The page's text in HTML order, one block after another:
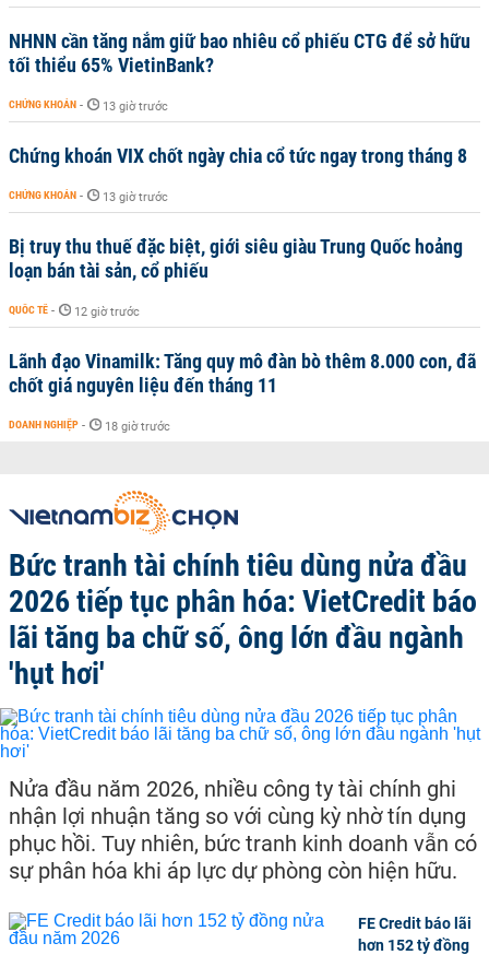
NHNN cần tăng nắm giữ bao nhiêu cổ phiếu CTG để sở hữu
tối thiểu 65% VietinBank?
CHỨNG KHOÁN - 13 giờ trước
Chứng khoán VIX chốt ngày chia cổ tức ngay trong tháng 8
CHỨNG KHOÁN - 13 giờ trước
Bị truy thu thuế đặc biệt, giới siêu giàu Trung Quốc hoảng
loạn bán tài sản, cổ phiếu
QUỐC TẾ - 12 giờ trước
Lãnh đạo Vinamilk: Tăng quy mô đàn bò thêm 8.000 con, đã
chốt giá nguyên liệu đến tháng 11
DOANH NGHIỆP - 18 giờ trước
Bức tranh tài chính tiêu dùng nửa đầu
2026 tiếp tục phân hóa: VietCredit báo
lãi tăng ba chữ số, ông lớn đầu ngành
'hụt hơi'
Nửa đầu năm 2026, nhiều công ty tài chính ghi
nhận lợi nhuận tăng so với cùng kỳ nhờ tín dụng
phục hồi. Tuy nhiên, bức tranh kinh doanh vẫn có
sự phân hóa khi áp lực dự phòng còn hiện hữu.
FE Credit báo lãi
hơn 152 tỷ đồng